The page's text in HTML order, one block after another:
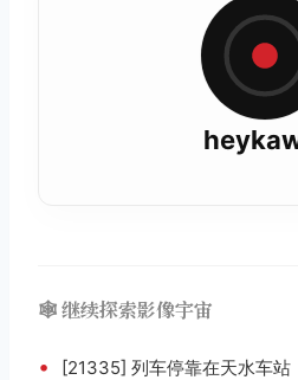
🕸️ 继续探索影像宇宙
• [21335] 列车停靠在天水车站